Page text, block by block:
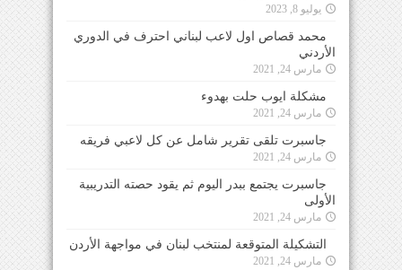
يوليو 8, 2023
محمد قصاص اول لاعب لبناني احترف في الدوري
الأردني
مارس 24, 2021
مشكلة ايوب حلت بهدوء
مارس 24, 2021
جاسبرت تلقى تقرير شامل عن كل لاعبي فريقه
مارس 24, 2021
جاسبرت يجتمع ببدر اليوم ثم يقود حصته التدريبية
الأولى
مارس 24, 2021
التشكيلة المتوقعة لمنتخب لبنان في مواجهة الأردن
مارس 24, 2021